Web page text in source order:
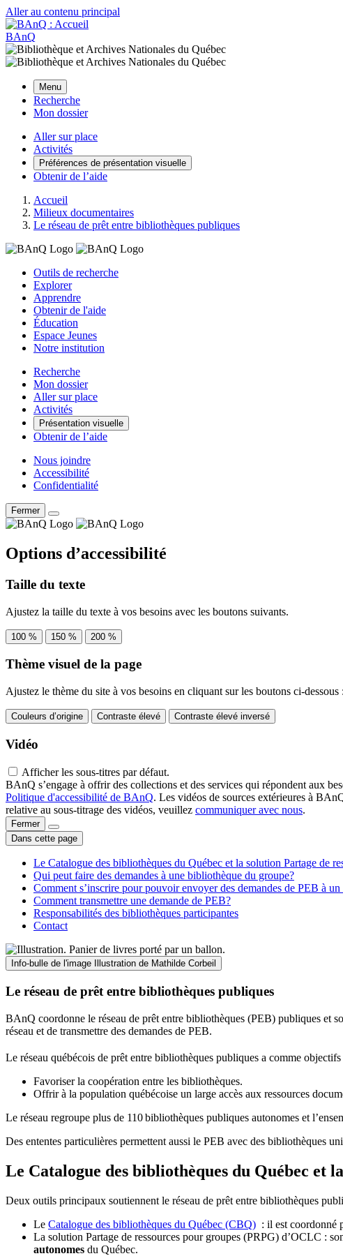
Aller au contenu principal
BAnQ
Menu
Recherche
Mon dossier
Aller sur place
Activités
Préférences de présentation visuelle
Obtenir de l’aide
Accueil
Milieux documentaires
Le réseau de prêt entre bibliothèques publiques
Outils de recherche
Explorer
Apprendre
Obtenir de l'aide
Éducation
Espace Jeunes
Notre institution
Recherche
Mon dossier
Aller sur place
Activités
Présentation visuelle
Obtenir de l’aide
Nous joindre
Accessibilité
Confidentialité
Fermer
Options d’accessibilité
Taille du texte
Ajustez la taille du texte à vos besoins avec les boutons suivants.
100 % 150 % 200 %
Thème visuel de la page
Ajustez le thème du site à vos besoins en cliquant sur les boutons ci-dessous :
Couleurs d’origine Contraste élevé Contraste élevé inversé
Vidéo
Afficher les sous-titres par défaut.
BAnQ s’engage à offrir des collections et des services qui répondent aux
Politique d'accessibilité de BAnQ. Les vidéos de sources extérieures à
relative au sous-titrage des vidéos, veuillez communiquer avec nous.
Fermer
Dans cette page
Le Catalogue des bibliothèques du Québec et la solution Partage de
Qui peut faire des demandes à une bibliothèque du groupe?
Comment s’inscrire pour pouvoir envoyer des demandes de PEB à
Comment transmettre une demande de PEB?
Responsabilités des bibliothèques participantes
Contact
Info-bulle de l'image Illustration de Mathilde Corbeil
Le réseau de prêt entre bibliothèques publiques
BAnQ coordonne le réseau de prêt entre bibliothèques (PEB) publiques et
réseau et de transmettre des demandes de PEB.
Le réseau québécois de prêt entre bibliothèques publiques a comme objectifs
Favoriser la coopération entre les bibliothèques.
Offrir à la population québécoise un large accès aux ressources
Le réseau regroupe plus de 110bibliothèques publiques autonomes et l’
Des ententes particulières permettent aussi le PEB avec des bibliothèques
Le Catalogue des bibliothèques du Québec et
Deux outils principaux soutiennent le réseau de prêt entre bibliothèques
Le Catalogue des bibliothèques du Québec (CBQ) : il est coordonné
La solution Partage de ressources pour groupes (PRPG) d’OCLC :
autonomes du Québec.